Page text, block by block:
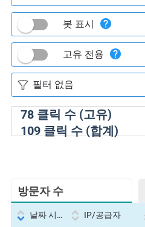
78클릭 수 (고유)
109클릭 수 (합계)
봇 표시
고유 전용
방문자 수
날짜 시간 IP/공급자